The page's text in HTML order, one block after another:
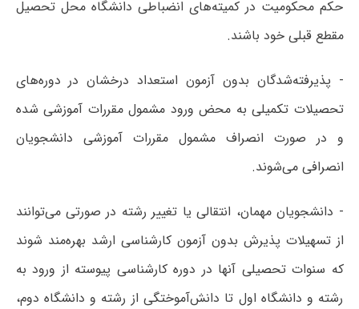
حکم محکومیت در کمیته‌های انضباطی دانشگاه محل تحصیل
مقطع قبلی خود باشند.
- پذیرفته‌شدگان بدون آزمون استعداد درخشان در دوره‌های
تحصیلات تکمیلی به محض ورود مشمول مقررات آموزشی شده
و در صورت انصراف مشمول مقررات آموزشی دانشجویان
انصرافی می‌شوند.
- دانشجویان مهمان، انتقالی یا تغییر رشته در صورتی می‌توانند
از تسهیلات پذیرش بدون آزمون کارشناسی ارشد بهره‌مند شوند
که سنوات تحصیلی آنها در دوره کارشناسی پیوسته از ورود به
رشته و دانشگاه اول تا دانش‌آموختگی از رشته و دانشگاه دوم،